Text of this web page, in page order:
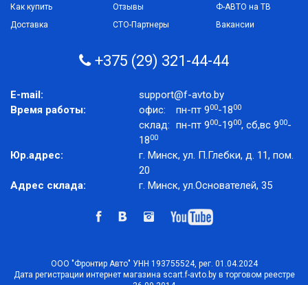
Как купить
Доставка
Отзывы
СТО-Партнеры
Ф-АВТО на ТВ
Вакансии
+375 (29) 321-44-44
E-mail:
support@f-avto.by
Время работы:
офис: пн-пт 900-1800
склад: пн-пт 900-1900, сб,вс 900-
1800
Юр.адрес:
г. Минск, ул. П.Глебки, д. 11, пом.
20
Адрес склада:
г. Минск, ул.Основателей, 35
ООО "Фронтир Авто" УНН 193755524, рег. 01.04.2024
Дата регистрации интернет магазина scart.f-avto.by в торговом реестре